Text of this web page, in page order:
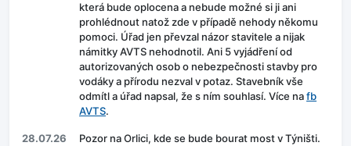
která bude oplocena a nebude možné si ji ani
prohlédnout natož zde v případě nehody někomu
pomoci. Úřad jen převzal názor stavitele a nijak
námitky AVTS nehodnotil. Ani 5 vyjádření od
autorizovaných osob o nebezpečnosti stavby pro
vodáky a přírodu nezval v potaz. Stavebník vše
odmítl a úřad napsal, že s ním souhlasí. Více nafb
AVTS.
28.07.26
Pozor na Orlici, kde se bude bourat most v Týništi.